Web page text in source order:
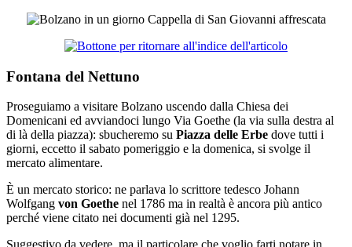
Fontana del Nettuno
Proseguiamo a visitare Bolzano uscendo dalla Chiesa dei
Domenicani ed avviandoci lungo Via Goethe (la via sulla destra al
di là della piazza): sbucheremo su Piazza delle Erbe dove tutti i
giorni, eccetto il sabato pomeriggio e la domenica, si svolge il
mercato alimentare.
È un mercato storico: ne parlava lo scrittore tedesco Johann
Wolfgang von Goethe nel 1786 ma in realtà è ancora più antico
perché viene citato nei documenti già nel 1295.